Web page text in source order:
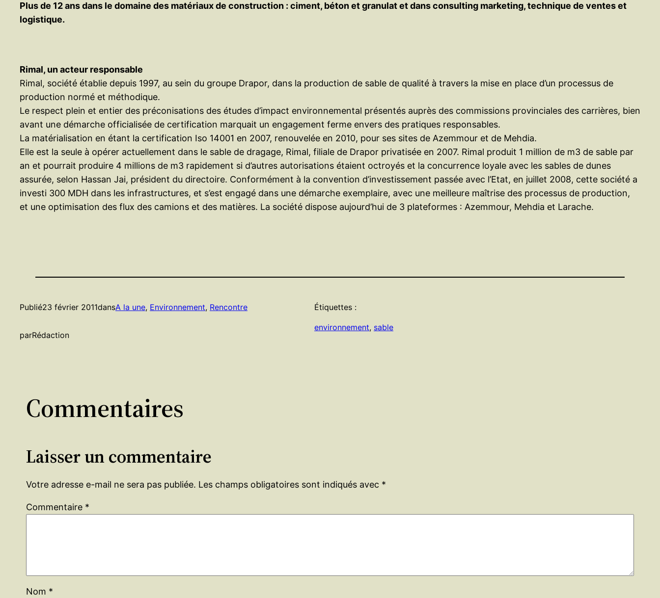
Plus de 12 ans dans le domaine des matériaux de construction : ciment, béton et granulat et dans consulting marketing, technique de ventes et
logistique.
Rimal, un acteur responsable
Rimal, société établie depuis 1997, au sein du groupe Drapor, dans la production de sable de qualité à travers la mise en place d’un processus de
production normé et méthodique.
Le respect plein et entier des préconisations des études d’impact environnemental présentés auprès des commissions provinciales des carrières, bien
avant une démarche officialisée de certification marquait un engagement ferme envers des pratiques responsables.
La matérialisation en étant la certification Iso 14001 en 2007, renouvelée en 2010, pour ses sites de Azemmour et de Mehdia.
Elle est la seule à opérer actuellement dans le sable de dragage, Rimal, filiale de Drapor privatisée en 2007. Rimal produit 1 million de m3 de sable par
an et pourrait produire 4 millions de m3 rapidement si d’autres autorisations étaient octroyés et la concurrence loyale avec les sables de dunes
assurée, selon Hassan Jai, président du directoire. Conformément à la convention d’investissement passée avec l’Etat, en juillet 2008, cette société a
investi 300 MDH dans les infrastructures, et s’est engagé dans une démarche exemplaire, avec une meilleure maîtrise des processus de production,
et une optimisation des flux des camions et des matières. La société dispose aujourd’hui de 3 plateformes : Azemmour, Mehdia et Larache.
Publié23 février 2011dansA la une, Environnement, Rencontre
parRédaction
Étiquettes :
environnement, sable
Commentaires
Laisser un commentaire
Votre adresse e-mail ne sera pas publiée. Les champs obligatoires sont indiqués avec *
Commentaire *
Nom *